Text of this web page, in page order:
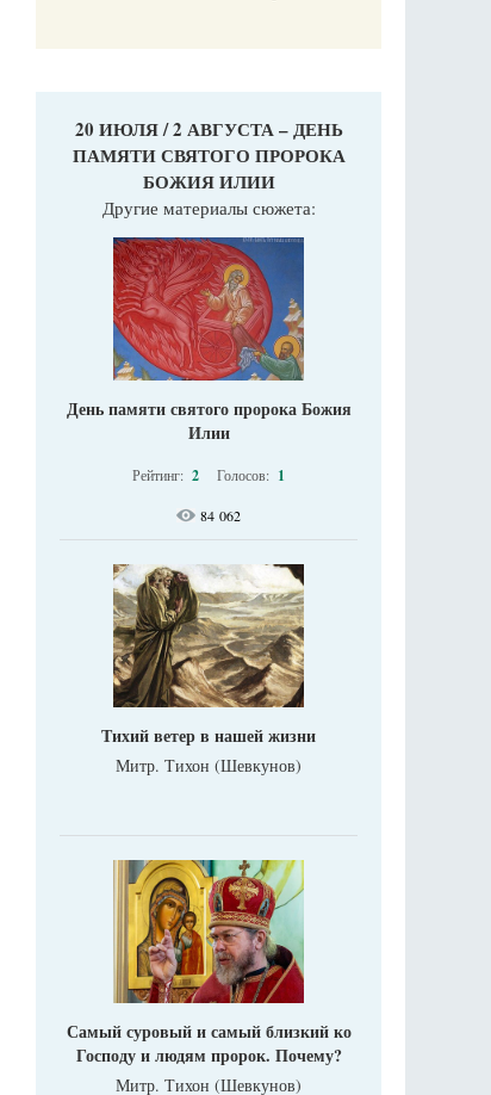
20 ИЮЛЯ / 2 АВГУСТА – ДЕНЬ
ПАМЯТИ СВЯТОГО ПРОРОКА
БОЖИЯ ИЛИИ
Другие материалы сюжета:
День памяти святого пророка Божия
Илии
Рейтинг: 2 Голосов: 1
84 062
Тихий ветер в нашей жизни
Митр. Тихон (Шевкунов)
Самый суровый и самый близкий ко
Господу и людям пророк. Почему?
Митр. Тихон (Шевкунов)